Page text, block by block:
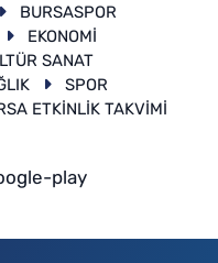
BURSASPOR
EKONOMİ
SANAT
SPOR
ETKİNLİK TAKVİMİ